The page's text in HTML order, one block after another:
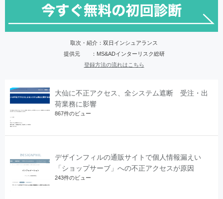
取次・紹介：双日インシュアランス
提供元 ：MS&ADインターリスク総研
登録方法の流れはこちら
大仙に不正アクセス、全システム遮断 受注・出
荷業務に影響
867件のビュー
デザインフィルの通販サイトで個人情報漏えい
「ショップサーブ」への不正アクセスが原因
243件のビュー